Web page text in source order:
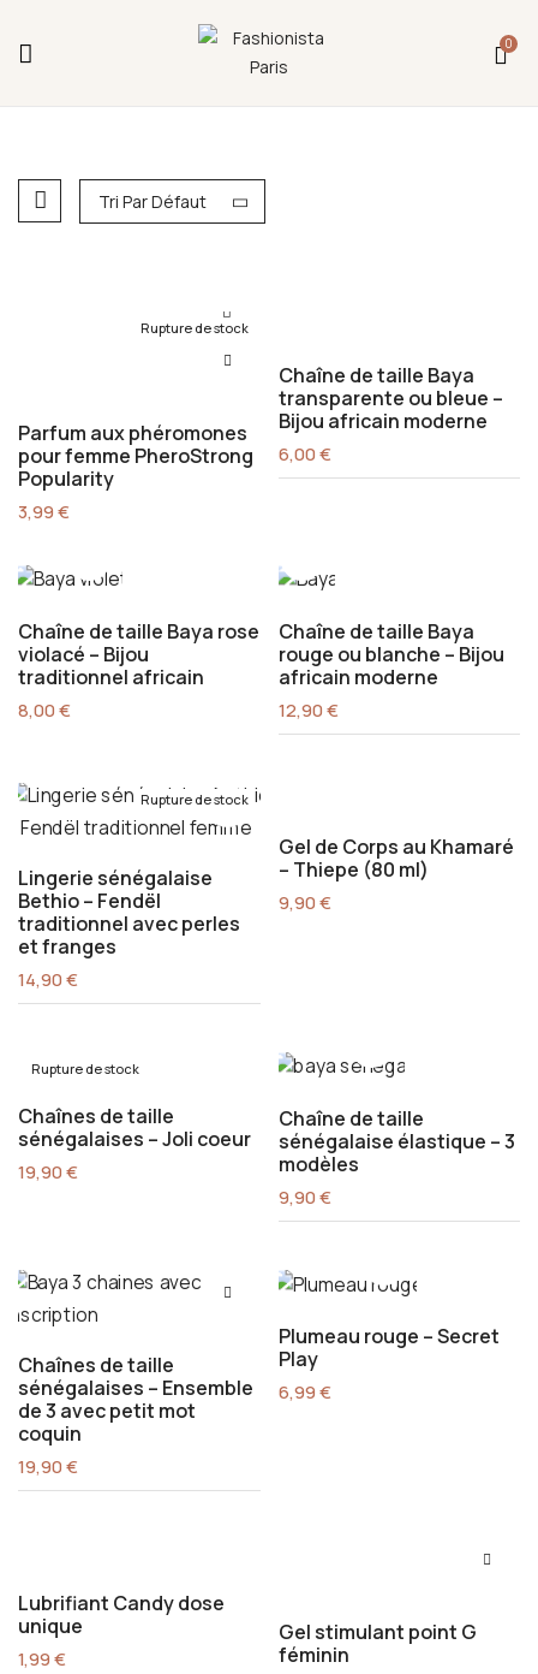
0
Tri Par Défaut
Rupture de stock
Parfum aux phéromones
pour femme PheroStrong
Popularity
3,99€
Chaîne de taille Baya
transparente ou bleue –
Bijou africain moderne
6,00€
Chaîne de taille Baya rose
violacé – Bijou
traditionnel africain
8,00€
Chaîne de taille Baya
rouge ou blanche – Bijou
africain moderne
12,90€
Rupture de stock
Lingerie sénégalaise
Bethio – Fendël
traditionnel avec perles
et franges
14,90€
Gel de Corps au Khamaré
– Thiepe (80 ml)
9,90€
Rupture de stock
Chaînes de taille
sénégalaises – Joli coeur
19,90€
Chaîne de taille
sénégalaise élastique – 3
modèles
9,90€
Chaînes de taille
sénégalaises – Ensemble
de 3 avec petit mot
coquin
19,90€
Plumeau rouge – Secret
Play
6,99€
Lubrifiant Candy dose
unique
1,99€
Gel stimulant point G
féminin
Fermeture annuelle du 17 juillet 16h au 12 août.
L'ajout au panier est indisponible et aucune
commande ni remise en main propre ne sera